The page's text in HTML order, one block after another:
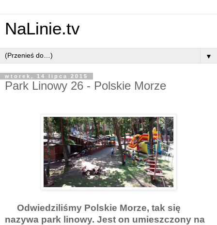
NaLinie.tv
▼
wtorek, 14 lipca 2015
Park Linowy 26 - Polskie Morze
Odwiedziliśmy Polskie Morze, tak się
nazywa park linowy. Jest on umieszczony na